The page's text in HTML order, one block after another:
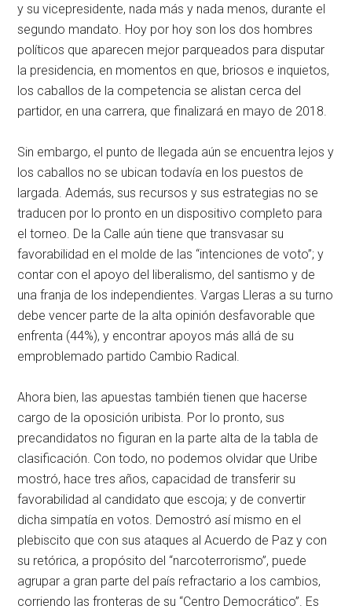
y su vicepresidente, nada más y nada menos, durante el
segundo mandato. Hoy por hoy son los dos hombres
políticos que aparecen mejor parqueados para disputar
la presidencia, en momentos en que, briosos e inquietos,
los caballos de la competencia se alistan cerca del
partidor, en una carrera, que finalizará en mayo de 2018.
Sin embargo, el punto de llegada aún se encuentra lejos y
los caballos no se ubican todavía en los puestos de
largada. Además, sus recursos y sus estrategias no se
traducen por lo pronto en un dispositivo completo para
el torneo. De la Calle aún tiene que transvasar su
favorabilidad en el molde de las “intenciones de voto”; y
contar con el apoyo del liberalismo, del santismo y de
una franja de los independientes. Vargas Lleras a su turno
debe vencer parte de la alta opinión desfavorable que
enfrenta (44%), y encontrar apoyos más allá de su
emproblemado partido Cambio Radical.
Ahora bien, las apuestas también tienen que hacerse
cargo de la oposición uribista. Por lo pronto, sus
precandidatos no figuran en la parte alta de la tabla de
clasificación. Con todo, no podemos olvidar que Uribe
mostró, hace tres años, capacidad de transferir su
favorabilidad al candidato que escoja; y de convertir
dicha simpatía en votos. Demostró así mismo en el
plebiscito que con sus ataques al Acuerdo de Paz y con
su retórica, a propósito del “narcoterrorismo”, puede
agrupar a gran parte del país refractario a los cambios,
corriendo las fronteras de su “Centro Democrático”. Es